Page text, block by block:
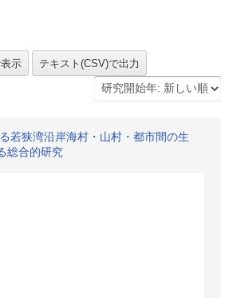
若狭湾沿岸海村・山村・都市間の生
総合的研究